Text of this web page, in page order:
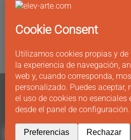
Peña María Peñón de Ifach
Este Sector Sur Sector Tubo Seguridad
Fuertes Álvaro Vernich
CONTACTO